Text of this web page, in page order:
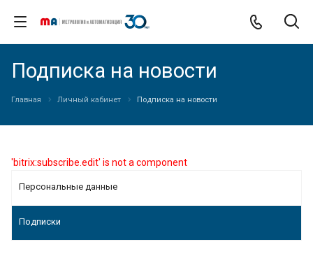
Подписка на новости
Главная Личный кабинет Подписка на новости
'bitrix:subscribe.edit' is not a component
Персональные данные
Подписки